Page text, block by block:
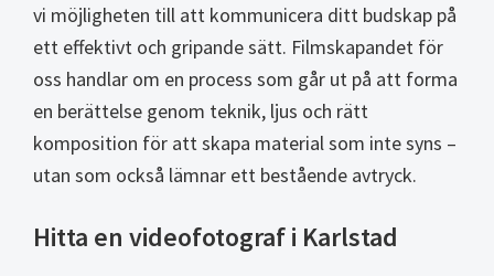
vi möjligheten till att kommunicera ditt budskap på
ett effektivt och gripande sätt. Filmskapandet för
oss handlar om en process som går ut på att forma
en berättelse genom teknik, ljus och rätt
komposition för att skapa material som inte syns –
utan som också lämnar ett bestående avtryck.
Hitta en videofotograf i Karlstad